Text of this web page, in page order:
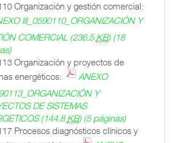
Organización y gestión comercial:
III_0590110_ORGANIZACIÓN Y
COMERCIAL (236.5KB)(18
Organización y proyectos de
energéticos:
ANEXO
Y
DE SISTEMAS
(144.8KB)(5 páginas)
Procesos diagnósticos clínicos y